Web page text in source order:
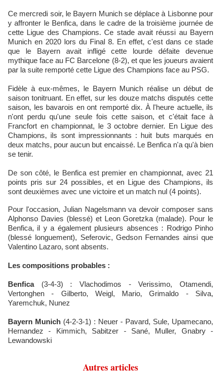
Ce mercredi soir, le Bayern Munich se déplace à Lisbonne pour
y affronter le Benfica, dans le cadre de la troisième journée de
cette Ligue des Champions. Ce stade avait réussi au Bayern
Munich en 2020 lors du Final 8. En effet, c'est dans ce stade
que le Bayern avait infligé cette lourde défaite devenue
mythique face au FC Barcelone (8-2), et que les joueurs avaient
par la suite remporté cette Ligue des Champions face au PSG.
Fidèle à eux-mêmes, le Bayern Munich réalise un début de
saison tonitruant. En effet, sur les douze matchs disputés cette
saison, les bavarois en ont remporté dix. À l'heure actuelle, ils
n'ont perdu qu'une seule fois cette saison, et c'était face à
Francfort en championnat, le 3 octobre dernier. En Ligue des
Champions, ils sont impressionnants : huit buts marqués en
deux matchs, pour aucun but encaissé. Le Benfica n'a qu'à bien
se tenir.
De son côté, le Benfica est premier en championnat, avec 21
points pris sur 24 possibles, et en Ligue des Champions, ils
sont deuxièmes avec une victoire et un match nul (4 points).
Pour l'occasion, Julian Nagelsmann va devoir composer sans
Alphonso Davies (blessé) et Leon Goretzka (malade). Pour le
Benfica, il y a également plusieurs absences : Rodrigo Pinho
(blessé longuement), Seferovic, Gedson Fernandes ainsi que
Valentino Lazaro, sont absents.
Les compositions probables :
Benfica (3-4-3) : Vlachodimos - Verissimo, Otamendi,
Vertonghen - Gilberto, Weigl, Mario, Grimaldo - Silva,
Yaremchuk, Nunez
Bayern Munich (4-2-3-1) : Neuer - Pavard, Sule, Upamecano,
Hernandez - Kimmich, Sabitzer - Sané, Muller, Gnabry -
Lewandowski
Autres articles